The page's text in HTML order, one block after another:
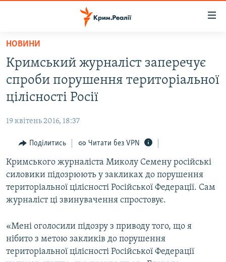
Перейти
основного
матеріалу
Перейти
до
основної
Перейти
пошуку
ВОДА.КРИМ
ВІДЕО ТА ФОТО
БЛОГИ
ПОГЛЯД
ІНТЕРВ'Ю
ВСЕ ЗА ДЕНЬ
СПЕЦПРОЕКТИ
ВІДЕОУРОКИ «ELIFBE»
СВІДЧЕННЯ ОКУПАЦІЇ
Русский
НОВИНИ
Кримський журналіст заперечує
спроби порушення територіальної
цілісності Росії
19 квітень 2016, 18:37
Поділитись Читати без VPN
Кримського журналіста Миколу Семену російські
силовики підозрюють у закликах до порушення
територіальної цілісності Російської Федерації. Сам
журналіст ці звинувачення спростовує.
«Мені оголосили підозру з приводу того, що я
нібито з метою закликів до порушення
територіальної цілісності Російської Федерації